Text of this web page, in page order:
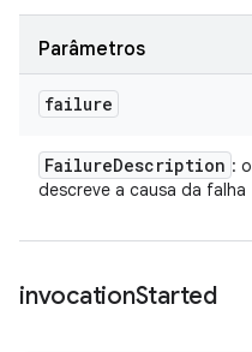
Parâmetros
failure
FailureDescription : o
descreve a causa da falha
invocationStarted